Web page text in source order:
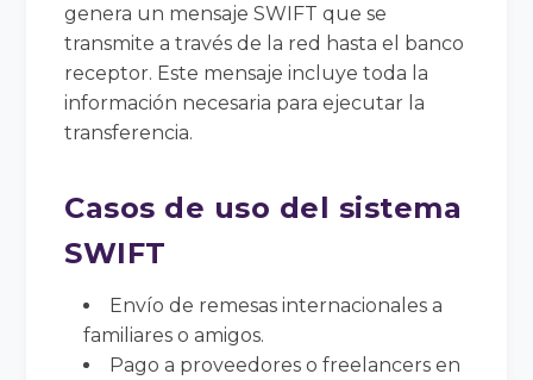
genera un mensaje SWIFT que se
transmite a través de la red hasta el banco
receptor. Este mensaje incluye toda la
información necesaria para ejecutar la
transferencia.
Casos de uso del sistema
SWIFT
Envío de remesas internacionales a
familiares o amigos.
Pago a proveedores o freelancers en